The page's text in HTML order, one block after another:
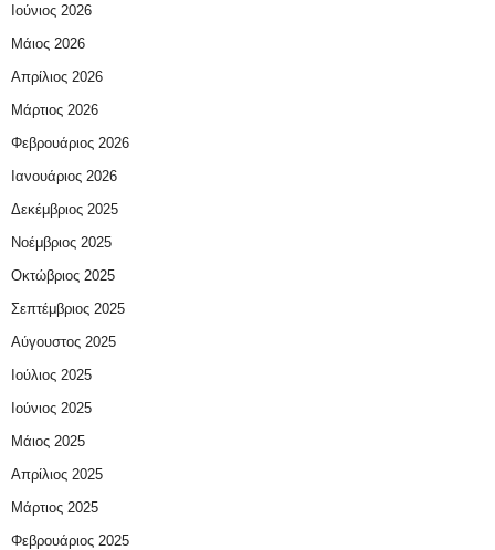
Ιούνιος 2026
Μάιος 2026
Απρίλιος 2026
Μάρτιος 2026
Φεβρουάριος 2026
Ιανουάριος 2026
Δεκέμβριος 2025
Νοέμβριος 2025
Οκτώβριος 2025
Σεπτέμβριος 2025
Αύγουστος 2025
Ιούλιος 2025
Ιούνιος 2025
Μάιος 2025
Απρίλιος 2025
Μάρτιος 2025
Φεβρουάριος 2025